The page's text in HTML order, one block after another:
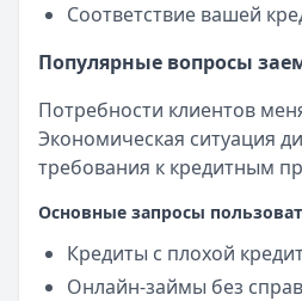
Соответствие вашей
Популярные вопросы
Потребности клиентов
Экономическая ситуация
требования к кредитным
Основные запросы
Кредиты с плохой
Онлайн-займы без